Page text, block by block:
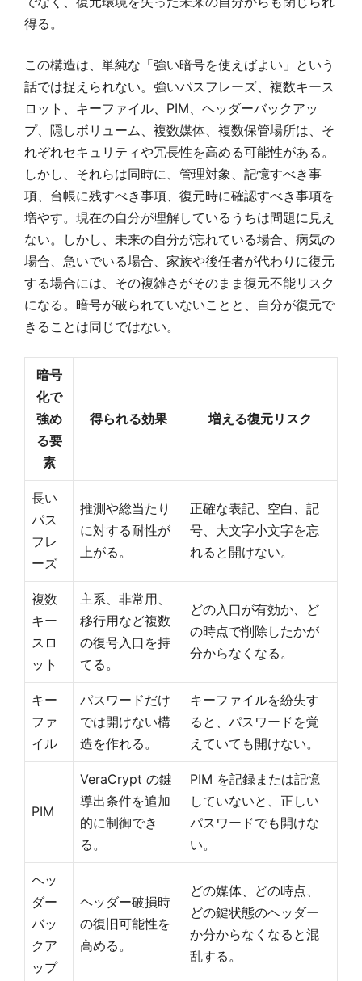
得る。
この構造は、単純な「強い暗号を使えばよい」という
話では捉えられない。強いパスフレーズ、複数キース
ロット、キーファイル、PIM、ヘッダーバックアッ
プ、隠しボリューム、複数媒体、複数保管場所は、そ
れぞれセキュリティや冗長性を高める可能性がある。
しかし、それらは同時に、管理対象、記憶すべき事
項、台帳に残すべき事項、復元時に確認すべき事項を
増やす。現在の自分が理解しているうちは問題に見え
ない。しかし、未来の自分が忘れている場合、病気の
場合、急いでいる場合、家族や後任者が代わりに復元
する場合には、その複雑さがそのまま復元不能リスク
になる。暗号が破られていないことと、自分が復元で
きることは同じではない。
暗号
化で
強め
る要
素
得られる効果 増える復元リスク
長い
パス
フレ
ーズ
推測や総当たり
に対する耐性が
上がる。
正確な表記、空白、記
号、大文字小文字を忘
れると開けない。
複数
キー
スロ
ット
主系、非常用、
移行用など複数
の復号入口を持
てる。
どの入口が有効か、ど
の時点で削除したかが
分からなくなる。
キー
ファ
イル
パスワードだけ
では開けない構
造を作れる。
キーファイルを紛失す
ると、パスワードを覚
えていても開けない。
PIM
VeraCrypt の鍵
導出条件を追加
的に制御でき
る。
PIM を記録または記憶
していないと、正しい
パスワードでも開けな
い。
ヘッ
ダー
バッ
クア
ップ
ヘッダー破損時
の復旧可能性を
高める。
どの媒体、どの時点、
どの鍵状態のヘッダー
か分からなくなると混
乱する。